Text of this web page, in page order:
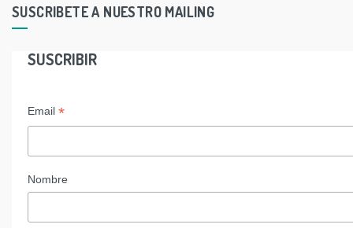
SUSCRIBETE A NUESTRO MAILING
SUSCRIBIR
Email *
Nombre